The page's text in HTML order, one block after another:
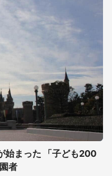
始まった 「子ども200
者